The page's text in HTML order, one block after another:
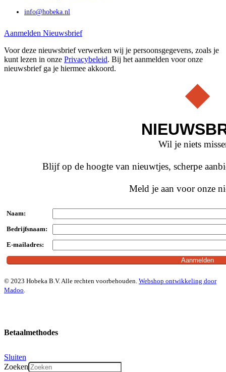
info@hobeka.nl
Aanmelden Nieuwsbrief
Voor deze nieuwsbrief verwerken wij je persoonsgegevens, zoals je
kunt lezen in onze Privacybeleid. Bij het aanmelden voor onze
nieuwsbrief ga je hiermee akkoord.
Wil je niets
Blijf op de hoogte van nieuwtjes, scherpe
Meld je aan voor onze
Naam:
Bedrijfsnaam:
E-mailadres:
© 2023 Hobeka B.V. Alle rechten voorbehouden. Webshop ontwikkeling door
Madoo
Betaalmethodes
Sluiten
Zoeken